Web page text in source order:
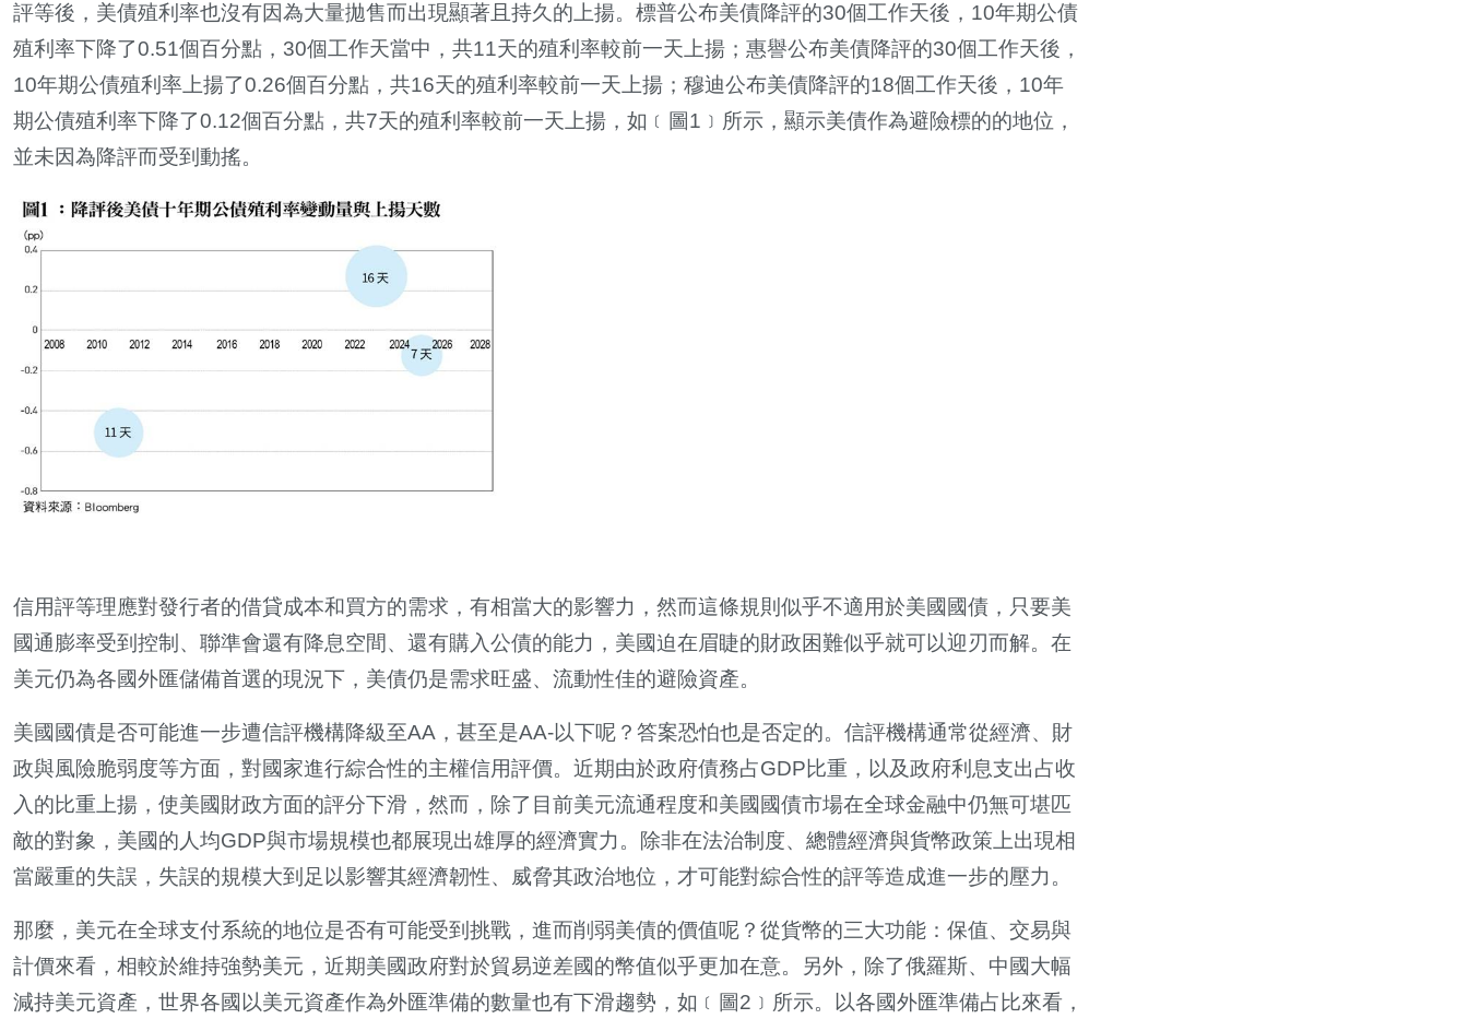
評等後，美債殖利率也沒有因為大量拋售而出現顯著且持久的上揚。標普公布美債降評的30個工作天後，10年期公債
殖利率下降了0.51個百分點，30個工作天當中，共11天的殖利率較前一天上揚；惠譽公布美債降評的30個工作天後，
10年期公債殖利率上揚了0.26個百分點，共16天的殖利率較前一天上揚；穆迪公布美債降評的18個工作天後，10年
期公債殖利率下降了0.12個百分點，共7天的殖利率較前一天上揚，如﹝圖1﹞所示，顯示美債作為避險標的的地位，
並未因為降評而受到動搖。
信用評等理應對發行者的借貸成本和買方的需求，有相當大的影響力，然而這條規則似乎不適用於美國國債，只要美
國通膨率受到控制、聯準會還有降息空間、還有購入公債的能力，美國迫在眉睫的財政困難似乎就可以迎刃而解。在
美元仍為各國外匯儲備首選的現況下，美債仍是需求旺盛、流動性佳的避險資產。
美國國債是否可能進一步遭信評機構降級至AA，甚至是AA-以下呢？答案恐怕也是否定的。信評機構通常從經濟、財
政與風險脆弱度等方面，對國家進行綜合性的主權信用評價。近期由於政府債務占GDP比重，以及政府利息支出占收
入的比重上揚，使美國財政方面的評分下滑，然而，除了目前美元流通程度和美國國債市場在全球金融中仍無可堪匹
敵的對象，美國的人均GDP與市場規模也都展現出雄厚的經濟實力。除非在法治制度、總體經濟與貨幣政策上出現相
當嚴重的失誤，失誤的規模大到足以影響其經濟韌性、威脅其政治地位，才可能對綜合性的評等造成進一步的壓力。
那麼，美元在全球支付系統的地位是否有可能受到挑戰，進而削弱美債的價值呢？從貨幣的三大功能：保值、交易與
計價來看，相較於維持強勢美元，近期美國政府對於貿易逆差國的幣值似乎更加在意。另外，除了俄羅斯、中國大幅
減持美元資產，世界各國以美元資產作為外匯準備的數量也有下滑趨勢，如﹝圖2﹞所示。以各國外匯準備占比來看，